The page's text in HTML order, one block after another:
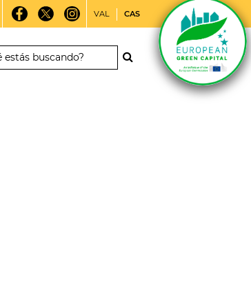
VAL CAS